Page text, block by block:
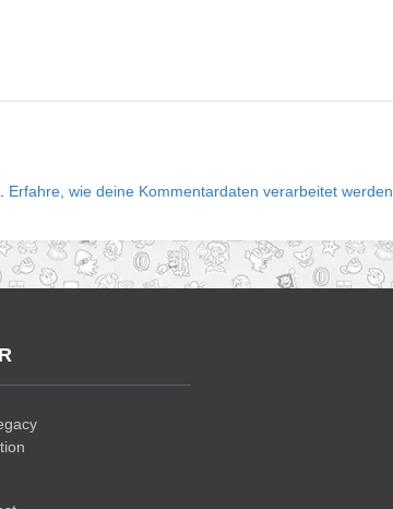
Erfahre, wie deine Kommentardaten verarbeitet werden.